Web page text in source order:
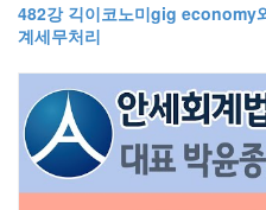
482강 긱이코노미gig economy
계세무처리